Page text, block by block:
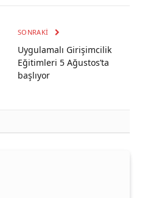
SONRAKI
Uygulamalı Girişimcilik
Eğitimleri 5 Ağustos’ta
başlıyor